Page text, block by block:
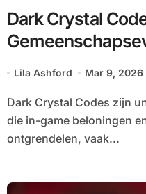
Dark Crystal
Lila Ashford Mar 9, 2026
Dark Crystal Codes zijn unieke alfanumerieke strings
die in-game beloningen
ontgrendelen, vaak...